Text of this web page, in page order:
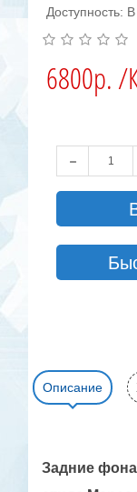
Доступность:
6800р. /
Описание
Задние